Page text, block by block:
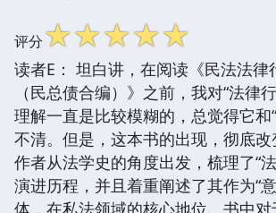
评分☆☆☆☆☆
读者E： 坦白讲，在阅读《民法法律
（民总债合编）》之前，我对“法律
理解一直是比较模糊的，总觉得它和
不清。但是，这本书的出现，彻底改
作者从法学史的角度出发，梳理了“
演进历程，并且着重阐述了其作为“
体，在私法领域的核心地位。书中对